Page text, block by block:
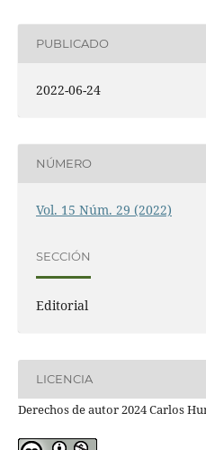
PUBLICADO
2022-06-24
NÚMERO
Vol. 15 Núm. 29 (2022)
SECCIÓN
Editorial
LICENCIA
Derechos de autor 2024 Carlos